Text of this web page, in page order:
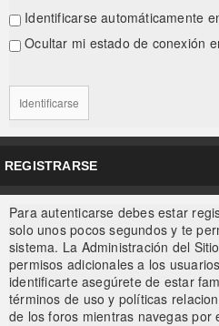
Identificarse automáticamente
Ocultar mi estado de conexión
REGISTRARSE
Para autenticarse debes estar
solo unos pocos segundos y te
sistema. La Administración del
permisos adicionales a los
identificarte asegúrete de estar
términos de uso y políticas
de los foros mientras navegas por